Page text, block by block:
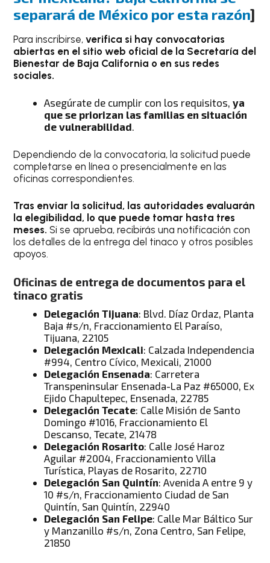
separará de México por esta razón]
Para inscribirse,verifica si hay convocatorias
abiertas en el sitio web oficial de la Secretaría del
Bienestar de Baja California o en sus redes
sociales.
Asegúrate de cumplir con los requisitos,ya
que se priorizan las familias en situación
de vulnerabilidad.
Dependiendo de la convocatoria, la solicitud puede
completarse en línea o presencialmente en las
oficinas correspondientes.
Tras enviar la solicitud, las autoridades evaluarán
la elegibilidad, lo que puede tomar hasta tres
meses.Si se aprueba, recibirás una notificación con
los detalles de la entrega del tinaco y otros posibles
apoyos.
Oficinas de entrega de documentos para el
tinaco gratis
Delegación Tijuana: Blvd. Díaz Ordaz, Planta
Baja #s/n, Fraccionamiento El Paraíso,
Tijuana, 22105
Delegación Mexicali: Calzada Independencia
#994, Centro Cívico, Mexicali, 21000
Delegación Ensenada: Carretera
Transpeninsular Ensenada-La Paz #65000, Ex
Ejido Chapultepec, Ensenada, 22785
Delegación Tecate: Calle Misión de Santo
Domingo #1016, Fraccionamiento El
Descanso, Tecate, 21478
Delegación Rosarito: Calle José Haroz
Aguilar #2004, Fraccionamiento Villa
Turística, Playas de Rosarito, 22710
Delegación San Quintín: Avenida A entre 9 y
10 #s/n, Fraccionamiento Ciudad de San
Quintín, San Quintín, 22940
Delegación San Felipe: Calle Mar Báltico Sur
y Manzanillo #s/n, Zona Centro, San Felipe,
21850